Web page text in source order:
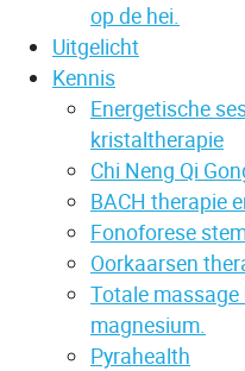
op de hei.
Uitgelicht
Kennis
Energetische
kristaltherapie
Chi Neng Qi
BACH therapie
Fonoforese
Oorkaarsen
Totale
magnesium.
Pyrahealth